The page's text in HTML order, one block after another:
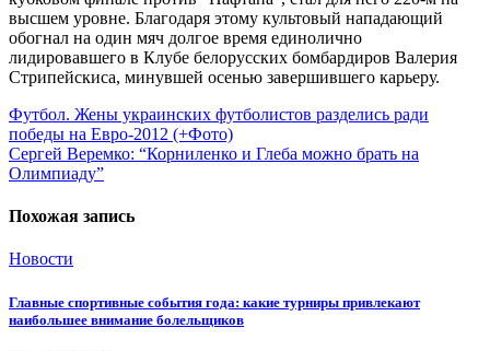
высшем уровне. Благодаря этому культовый нападающий
обогнал на один мяч долгое время единолично
лидировавшего в Клубе белорусских бомбардиров Валерия
Стрипейскиса, минувшей осенью завершившего карьеру.
Навигация
по
записям
Футбол. Жены украинских футболистов разделись ради
победы на Евро-2012 (+Фото)
Сергей Веремко: “Корниленко и Глеба можно брать на
Олимпиаду”
Похожая запись
Новости
Главные спортивные события года: какие турниры привлекают
наибольшее внимание болельщиков